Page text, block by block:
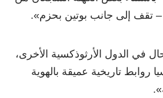
تقف إلى جانب بوتين بحزم»
.
في الدول الأرثوذكسية الأخرى،
روابط تاريخية عميقة بالهوية
»
.